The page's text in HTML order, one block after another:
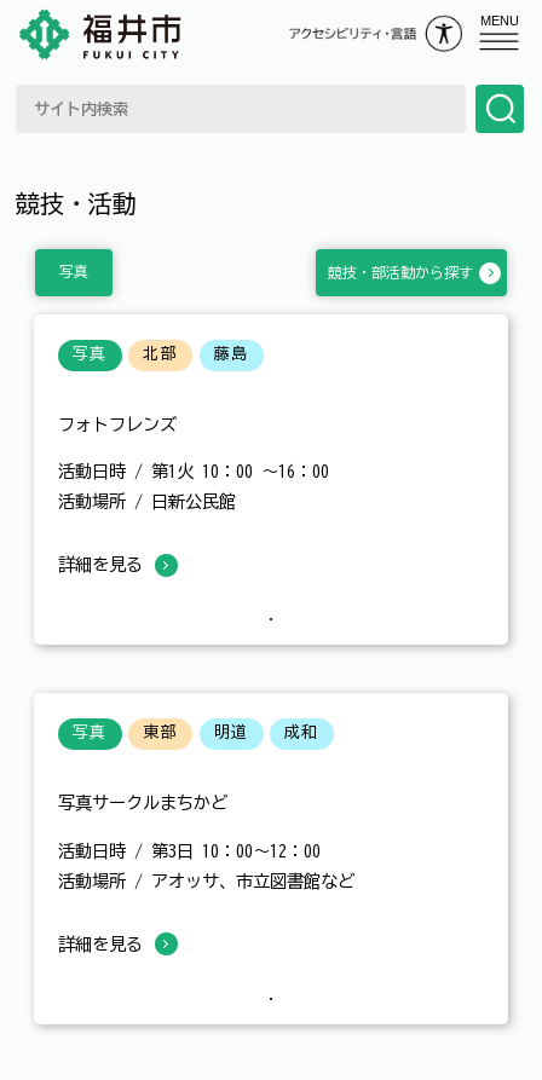
MENU
競技・活動
写真 競技・部活動から探す
写真 北部 藤島
フォトフレンズ
活動日時 / 第1火 10：00 ～16：00
活動場所 / 日新公民館
詳細を見る
写真 東部 明道 成和
写真サークルまちかど
活動日時 / 第3日 10：00～12：00
活動場所 / アオッサ、市立図書館など
詳細を見る